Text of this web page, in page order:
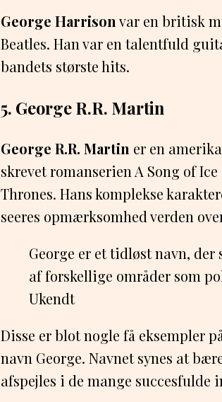
George Harrison var en britisk
Beatles. Han var en talentfuld
bandets største hits.
5. George R.R. Martin
George R.R. Martin er en
skrevet romanserien A Song of
Thrones. Hans komplekse
seeres opmærksomhed verden
George er et tidløst navn,
af forskellige områder som
Ukendt
Disse er blot nogle få eksempler
navn George. Navnet synes at
afspejles i de mange